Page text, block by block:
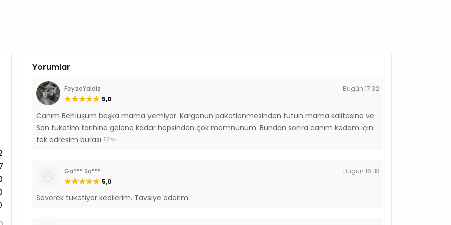
Yorumlar
FeyzaYaldiz
Bugün 17:32
5,0
Canım Behlüşüm başka mama yemiyor. Kargonun paketlenmesinden tutun mama kalitesine ve
Son tüketim tarihine gelene kadar hepsinden çok memnunum. Bundan sonra canım kedom için
tek adresim burası 🤍✨
Ga*** Sa***
Bugün 16:18
5,0
Severek tüketiyor kedilerim. Tavsiye ederim.